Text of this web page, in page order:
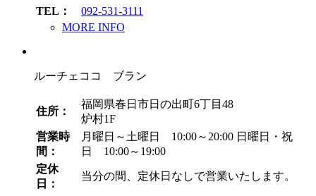
TEL：
092-531-3111
MORE INFO
ルーチェココ ブラン
住所：
福岡県春日市日の出町6丁目48
炉村1F
営業時
間：
月曜日～土曜日 10:00～20:00 日曜日・祝
日 10:00～19:00
定休
日：
当分の間、定休日なしで営業いたします。